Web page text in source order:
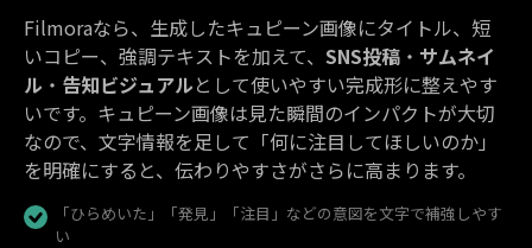
Filmoraなら、生成したキュピーン画像にタイトル、短
いコピー、強調テキストを加えて、 SNS投稿 ・ サムネイ
ル ・ 告知ビジュアルとして使いやすい完成形に整えやす
いです。キュピーン画像は見た瞬間のインパクトが大切
なので、文字情報を足して「何に注目してほしいのか」
を明確にすると、伝わりやすさがさらに高まります。
「ひらめいた」「発見」「注目」などの意図を文字で補強しやす
い